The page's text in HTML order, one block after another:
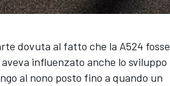
dovuta al fatto che la A524 fosse
influenzato anche lo sviluppo
al nono posto fino a quando un